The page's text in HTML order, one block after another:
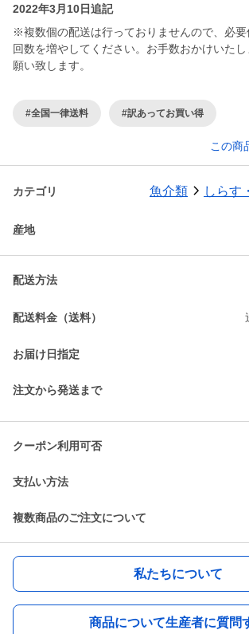
2022年3月10日追記
※複数個の配送は行っておりませんので、必
回数を増やしてください。お手数おかけいた
願い致します。
#全国一律送料 #訳あってお買い得
この商
カテゴリ 魚介類 しらす
産地
配送方法
配送料金（送料）
お届け日指定
注文から発送まで
クーポン利用可否
支払い方法
複数商品のご注文について
私たちについて
商品について生産者に質問